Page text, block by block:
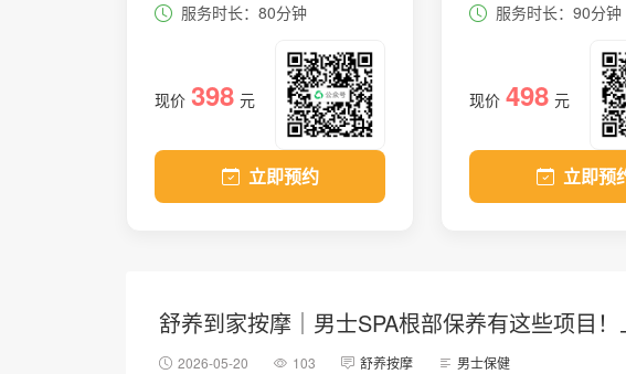
服务时长：80分钟
现价 398 元
立即预约
服务时长：90分钟
现价 498 元
立即预
舒养到家按摩｜男士SPA根部保养有这些项目
2026-05-20 103 舒养按摩 男士保健